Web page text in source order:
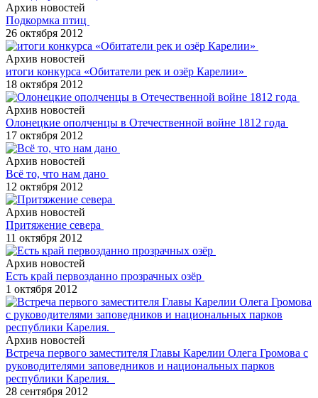
Архив новостей
Подкормка птиц
26 октября 2012
Архив новостей
итоги конкурса «Обитатели рек и озёр Карелии»
18 октября 2012
Архив новостей
Олонецкие ополченцы в Отечественной войне 1812 года
17 октября 2012
Архив новостей
Всё то, что нам дано
12 октября 2012
Архив новостей
Притяжение севера
11 октября 2012
Архив новостей
Есть край первозданно прозрачных озёр
1 октября 2012
Архив новостей
Встреча первого заместителя Главы Карелии Олега Громова с
руководителями заповедников и национальных парков
республики Карелия.
28 сентября 2012